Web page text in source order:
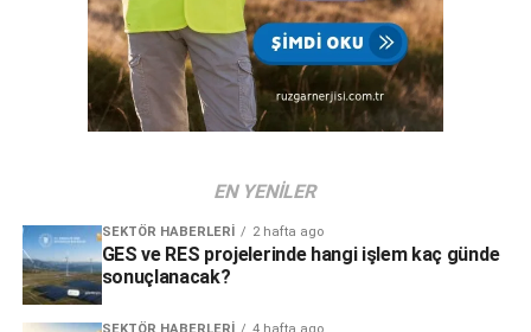
uygun çatı alanlarına da PV sistemleri kurularak yeşil enerji
üretiminin artırılması hedefleniyor. 2020 yılından bu yana
tüm lokasyonlarında Kapsam 1 ve Kapsam 2 emisyonlarını
karbon-nötr olarak gerçekleştiren BSH, önlenemeyen
yenilenebilir enerji kaynaklarından elde etmek için
çalışmalarını sürdürüyor.
EN YENILER
SEKTÖR HABERLERI 2 hafta ago
GES ve RES projelerinde hangi işlem kaç günde
sonuçlanacak?